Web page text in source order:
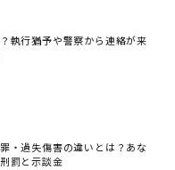
執行猶予や警察から連絡が来
・過失傷害の違いとは？あな
罰と示談金